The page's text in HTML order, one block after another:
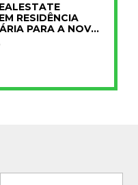
RESIDÊNCIA
PARA A NOVA